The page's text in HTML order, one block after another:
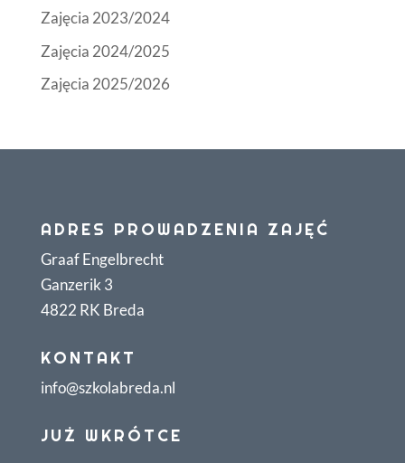
Zajęcia 2023/2024
Zajęcia 2024/2025
Zajęcia 2025/2026
ADRES PROWADZENIA ZAJĘĆ
Graaf Engelbrecht
Ganzerik 3
4822 RK Breda
KONTAKT
info@szkolabreda.nl
JUŻ WKRÓTCE